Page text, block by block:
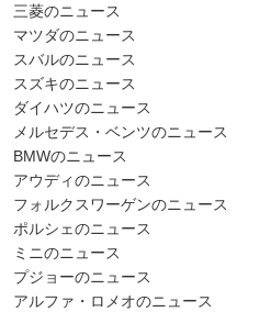
三菱のニュース
マツダのニュース
スバルのニュース
スズキのニュース
ダイハツのニュース
メルセデス・ベンツのニュース
BMWのニュース
アウディのニュース
フォルクスワーゲンのニュース
ポルシェのニュース
ミニのニュース
プジョーのニュース
アルファ・ロメオのニュース